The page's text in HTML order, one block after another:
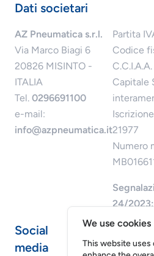
Dati societari
AZ Pneumatica s.r.l.
Via Marco Biagi 6
20826 MISINTO -
ITALIA
Tel. 0296691100
e-mail:
info@azpneumatica.it
Partita
Codice
Capitale
21977
Numero
24/
Social
media
We use cookies
This website